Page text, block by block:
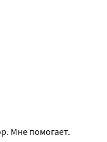
Мне помогает.